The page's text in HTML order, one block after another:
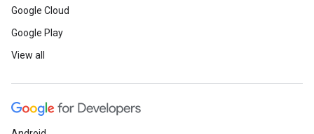
Google Cloud
Google Play
View all